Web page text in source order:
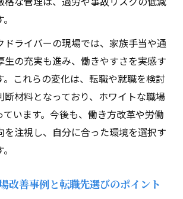
ドライバーの現場では、家族手当や通
生の充実も進み、働きやすさを実感す
。これらの変化は、転職や就職を検討
断材料となっており、ホワイトな職場
ています。今後も、働き方改革や労働
を注視し、自分に合った環境を選択す
改善事例と転職先選びのポイント